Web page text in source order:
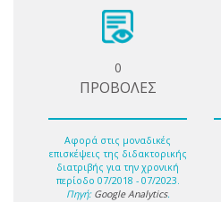
0
ΠΡΟΒΟΛΕΣ
Αφορά στις μοναδικές
επισκέψεις της διδακτορικής
διατριβής για την χρονική
περίοδο 07/2018 - 07/2023.
Πηγή: Google Analytics.